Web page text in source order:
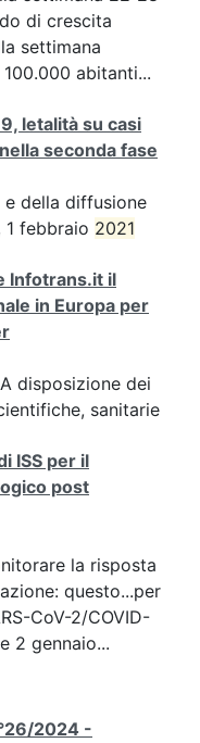
di crescita
settimana
abitanti...
letalità su casi
seconda fase
della diffusione
1 febbraio 2021
Infotrans.it il
in Europa per
disposizione dei
sanitarie
ISS per il
post
la risposta
questo...per
CoV-2/COVID-
2 gennaio...
2024 -